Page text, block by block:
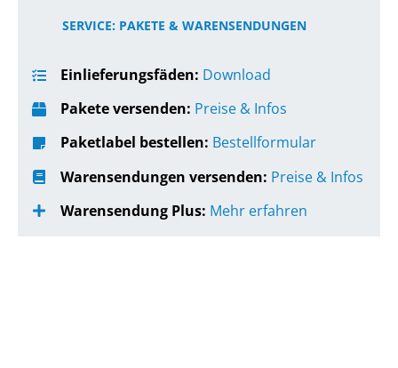
SERVICE: PAKETE & WARENSENDUNGEN
Einlieferungsfäden: Download
Pakete versenden: Preise & Infos
Paketlabel bestellen: Bestellformular
Warensendungen versenden: Preise & Infos
Warensendung Plus: Mehr erfahren